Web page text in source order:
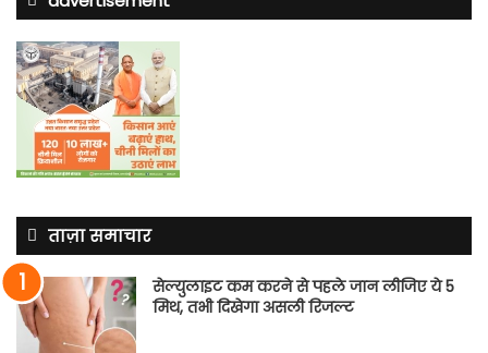
ताज़ा समाचार
सेल्युलाइट कम करने से पहले जान लीजिए ये 5
मिथ, तभी दिखेगा असली रिजल्ट